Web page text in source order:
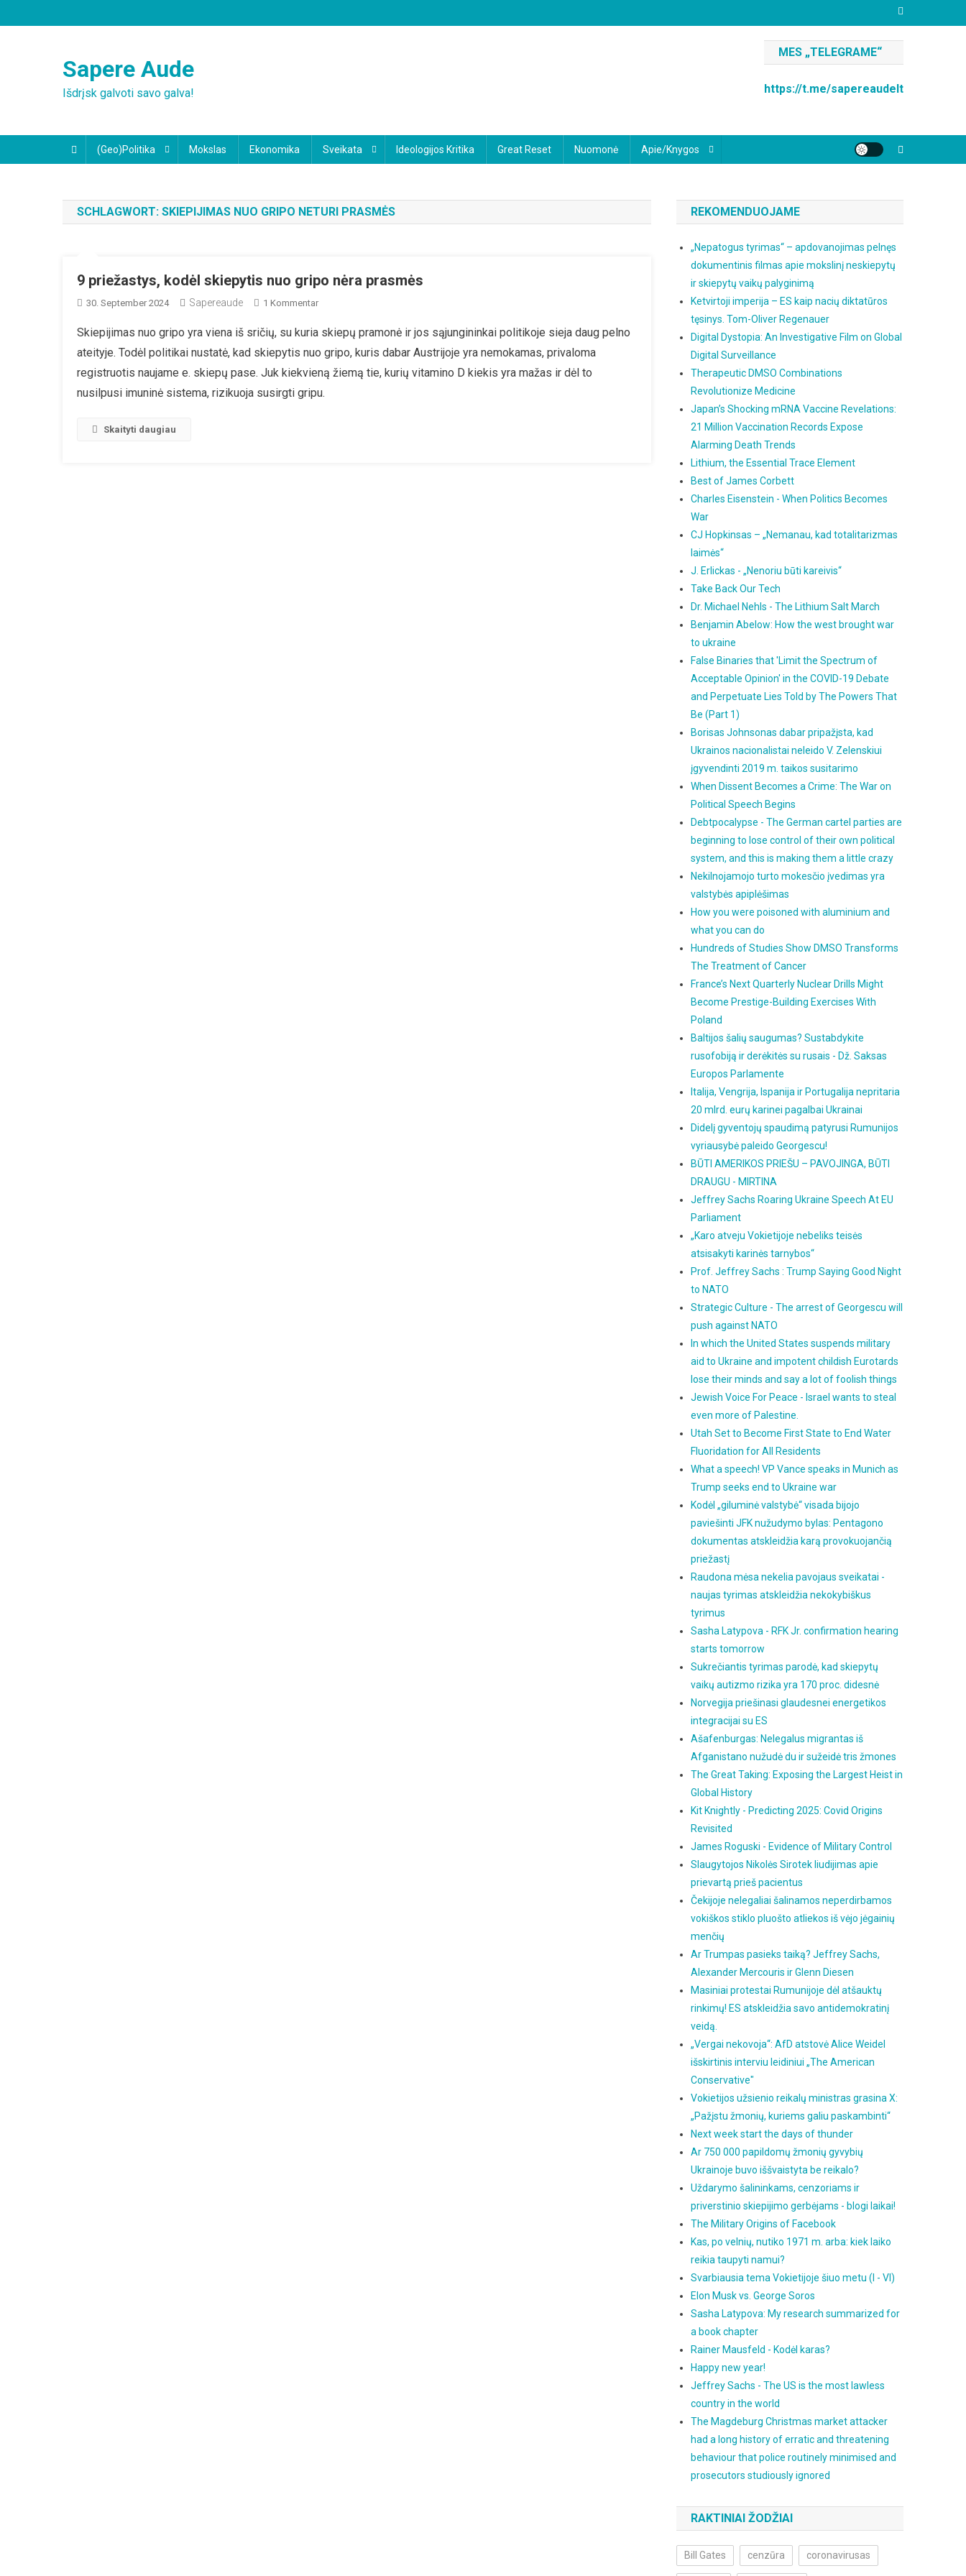
to
Sapere Aude
Išdrįsk galvoti savo galva!
MES „TELEGRAME“
https://t.me/sapereaudelt
(Geo)Politika Mokslas Ekonomika Sveikata Ideologijos Kritika Great Reset Nuomonė Apie/knygos
SCHLAGWORT: SKIEPIJIMAS NUO GRIPO NETURI PRASMĖS
9 priežastys, kodėl skiepytis nuo gripo nėra prasmės
30. September 2024 Sapereaude 1 KommentarZu
Priežastys,
Kodėl
Skiepytis
Skiepijimas nuo gripo yra viena iš sričių, su kuria skiepų pramonė ir jos sąjungininkai politikoje sieja daug pelno
ateityje. Todėl politikai nustatė, kad skiepytis nuo gripo, kuris dabar Austrijoje yra nemokamas, privaloma
registruotis naujame e. skiepų pase. Juk kiekvieną žiemą tie, kurių vitamino D kiekis yra mažas ir dėl to
nusilpusi imuninė sistema, rizikuoja susirgti gripu.
Skaityti daugiau
REKOMENDUOJAME
„Nepatogus tyrimas“ – apdovanojimas pelnęs
dokumentinis filmas apie mokslinį neskiepytų
ir skiepytų vaikų palyginimą
Ketvirtoji imperija – ES kaip nacių diktatūros
tęsinys. Tom-Oliver Regenauer
Digital Dystopia: An Investigative Film on Global
Digital Surveillance
Therapeutic DMSO Combinations
Revolutionize Medicine
Japan’s Shocking mRNA Vaccine Revelations:
21 Million Vaccination Records Expose
Alarming Death Trends
Lithium, the Essential Trace Element
Best of James Corbett
Charles Eisenstein - When Politics Becomes
War
CJ Hopkinsas – „Nemanau, kad totalitarizmas
laimės“
J. Erlickas - „Nenoriu būti kareivis“
Take Back Our Tech
Dr. Michael Nehls - The Lithium Salt March
Benjamin Abelow: How the west brought war
to ukraine
False Binaries that 'Limit the Spectrum of
Acceptable Opinion' in the COVID-19 Debate
and Perpetuate Lies Told by The Powers That
Be (Part 1)
Borisas Johnsonas dabar pripažįsta, kad
Ukrainos nacionalistai neleido V. Zelenskiui
įgyvendinti 2019 m. taikos susitarimo
When Dissent Becomes a Crime: The War on
Political Speech Begins
Debtpocalypse - The German cartel parties are
beginning to lose control of their own political
system, and this is making them a little crazy
Nekilnojamojo turto mokesčio įvedimas yra
valstybės apiplėšimas
How you were poisoned with aluminium and
what you can do
Hundreds of Studies Show DMSO Transforms
The Treatment of Cancer
France’s Next Quarterly Nuclear Drills Might
Become Prestige-Building Exercises With
Poland
Baltijos šalių saugumas? Sustabdykite
rusofobiją ir derėkitės su rusais - Dž. Saksas
Europos Parlamente
Italija, Vengrija, Ispanija ir Portugalija nepritaria
20 mlrd. eurų karinei pagalbai Ukrainai
Didelį gyventojų spaudimą patyrusi Rumunijos
vyriausybė paleido Georgescu!
BŪTI AMERIKOS PRIEŠU – PAVOJINGA, BŪTI
DRAUGU - MIRTINA
Jeffrey Sachs Roaring Ukraine Speech At EU
Parliament
„Karo atveju Vokietijoje nebeliks teisės
atsisakyti karinės tarnybos“
Prof. Jeffrey Sachs : Trump Saying Good Night
to NATO
Strategic Culture - The arrest of Georgescu will
push against NATO
In which the United States suspends military
aid to Ukraine and impotent childish Eurotards
lose their minds and say a lot of foolish things
Jewish Voice For Peace - Israel wants to steal
even more of Palestine.
Utah Set to Become First State to End Water
Fluoridation for All Residents
What a speech! VP Vance speaks in Munich as
Trump seeks end to Ukraine war
Kodėl „giluminė valstybė“ visada bijojo
paviešinti JFK nužudymo bylas: Pentagono
dokumentas atskleidžia karą provokuojančią
priežastį
Raudona mėsa nekelia pavojaus sveikatai -
naujas tyrimas atskleidžia nekokybiškus
tyrimus
Sasha Latypova - RFK Jr. confirmation hearing
starts tomorrow
Sukrečiantis tyrimas parodė, kad skiepytų
vaikų autizmo rizika yra 170 proc. didesnė
Norvegija priešinasi glaudesnei energetikos
integracijai su ES
Ašafenburgas: Nelegalus migrantas iš
Afganistano nužudė du ir sužeidė tris žmones
The Great Taking: Exposing the Largest Heist in
Global History
Kit Knightly - Predicting 2025: Covid Origins
Revisited
James Roguski - Evidence of Military Control
Slaugytojos Nikolės Sirotek liudijimas apie
prievartą prieš pacientus
Čekijoje nelegaliai šalinamos neperdirbamos
vokiškos stiklo pluošto atliekos iš vėjo jėgainių
menčių
Ar Trumpas pasieks taiką? Jeffrey Sachs,
Alexander Mercouris ir Glenn Diesen
Masiniai protestai Rumunijoje dėl atšauktų
rinkimų! ES atskleidžia savo antidemokratinį
veidą.
„Vergai nekovoja“: AfD atstovė Alice Weidel
išskirtinis interviu leidiniui „The American
Conservative"
Vokietijos užsienio reikalų ministras grasina X:
„Pažįstu žmonių, kuriems galiu paskambinti“
Next week start the days of thunder
Ar 750 000 papildomų žmonių gyvybių
Ukrainoje buvo iššvaistyta be reikalo?
Uždarymo šalininkams, cenzoriams ir
priverstinio skiepijimo gerbėjams - blogi laikai!
The Military Origins of Facebook
Kas, po velnių, nutiko 1971 m. arba: kiek laiko
reikia taupyti namui?
Svarbiausia tema Vokietijoje šiuo metu (I - VI)
Elon Musk vs. George Soros
Sasha Latypova: My research summarized for
a book chapter
Rainer Mausfeld - Kodėl karas?
Happy new year!
Jeffrey Sachs - The US is the most lawless
country in the world
The Magdeburg Christmas market attacker
had a long history of erratic and threatening
behaviour that police routinely minimised and
prosecutors studiously ignored
RAKTINIAI ŽODŽIAI
Bill Gates cenzūra coronavirusas